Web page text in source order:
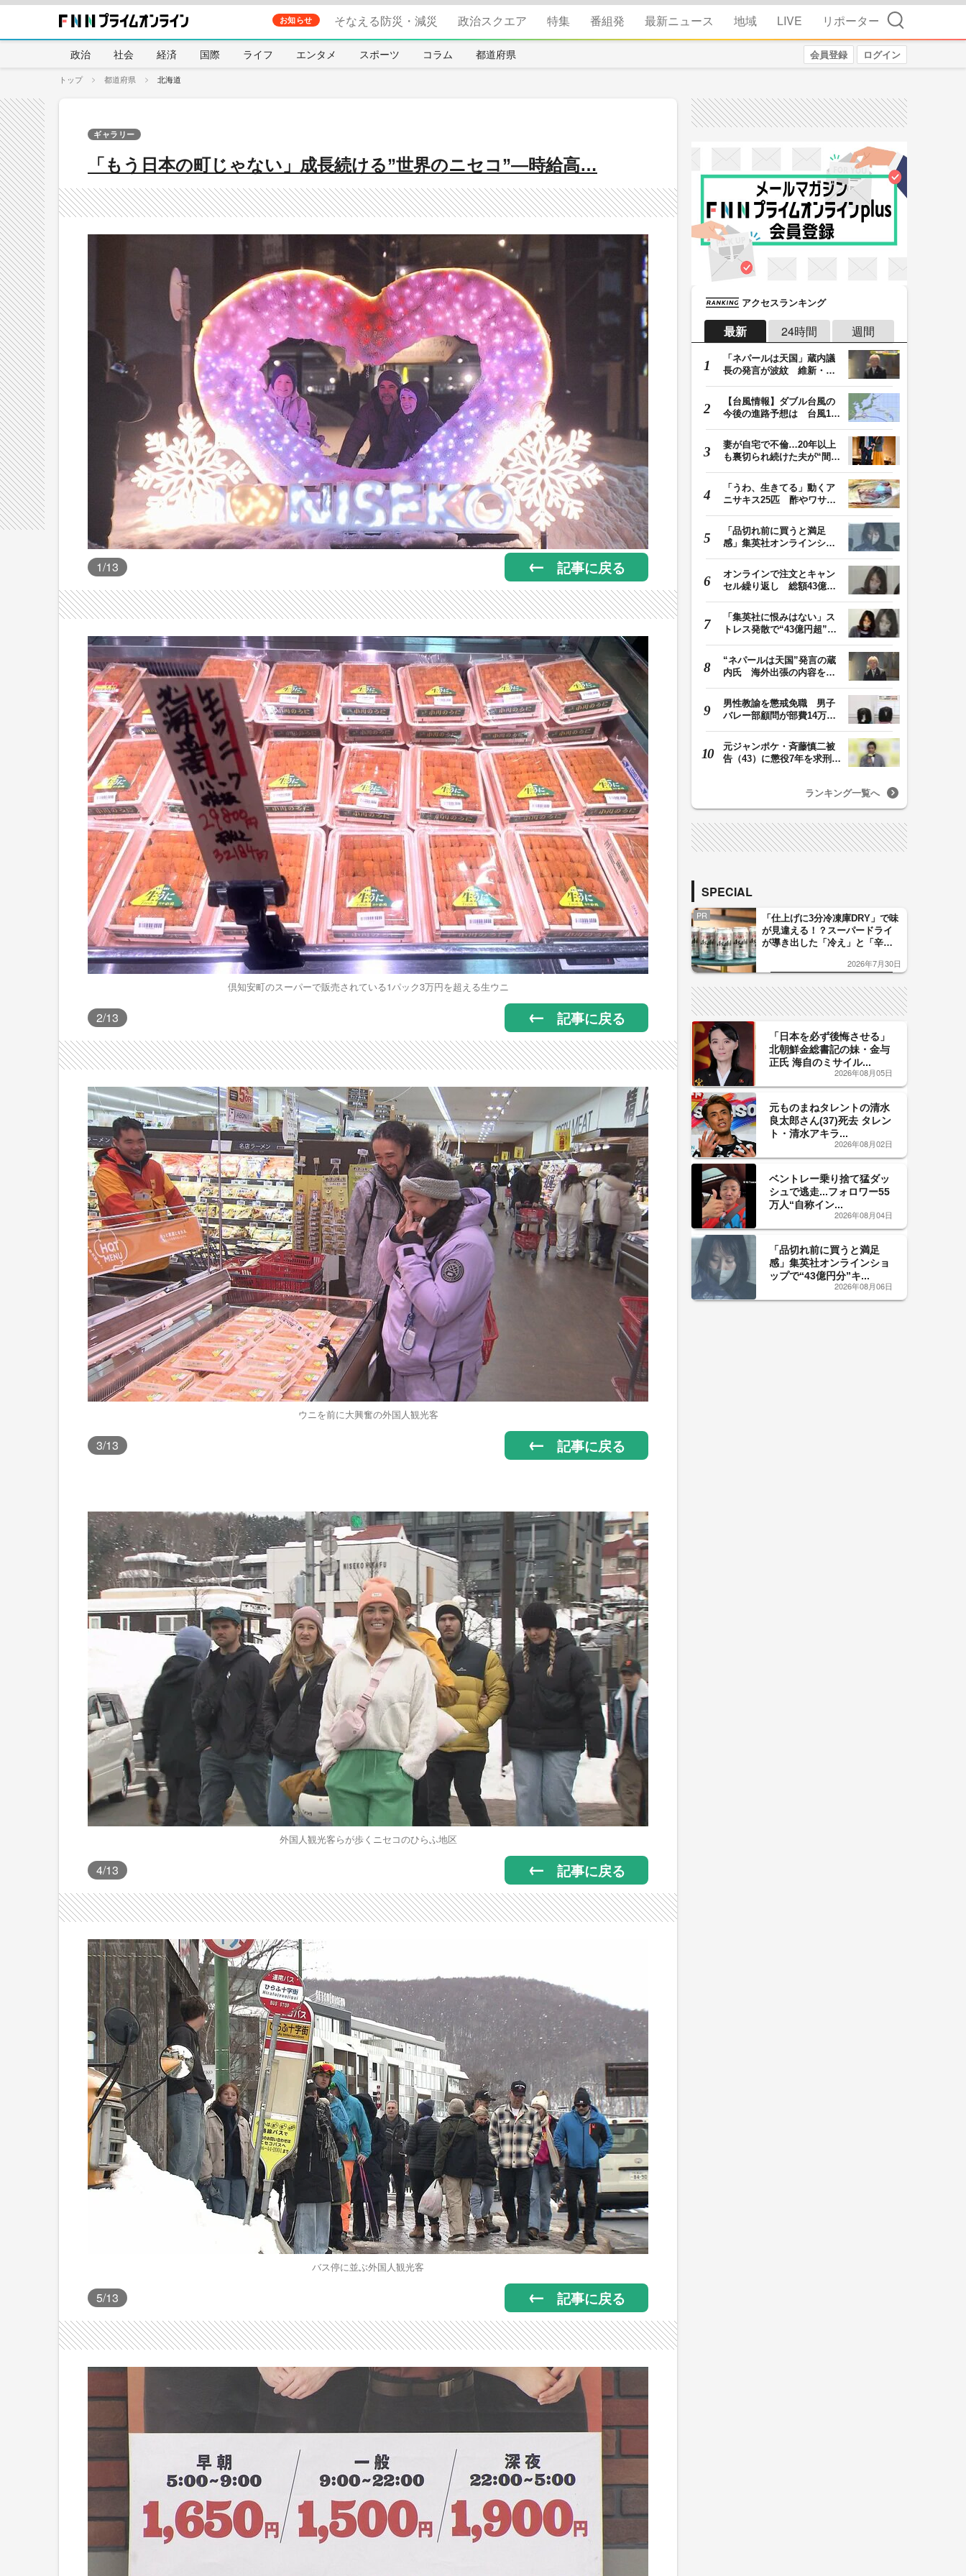
お知らせ そなえる防災・減災 政治スクエア 特集 番組発 最新ニュース 地域 LIVE リポーター 検索
政治 社会 経済 国際 ライフ エンタメ スポーツ コラム 都道府県 会員登録 ログイン
トップ 都道府県 北海道
「もう日本の町じゃない」成長続ける”世界のニセコ”―時給高…
ギャラリー
1/13 記事に戻る
倶知安町のスーパーで販売されている1パック3万円を超える生ウニ
2/13 記事に戻る
ウニを前に大興奮の外国人観光客
3/13 記事に戻る
外国人観光客らが歩くニセコのひらふ地区
4/13 記事に戻る
バス停に並ぶ外国人観光客
5/13 記事に戻る
アクセスランキング
最新 24時間 週間
「ネパールは天国」蔵内議
長の発言が波紋 維新・吉
【台風情報】ダブル台風の
今後の進路予想は 台風13
妻が自宅で不倫…20年以上
も裏切られ続けた夫が“間
「うわ、生きてる」動くア
ニサキス25匹 酢やワサビ
「品切れ前に買うと満足
感」集英社オンラインショ
オンラインで注文とキャン
セル繰り返し 総額43億円
「集英社に恨みはない」ス
トレス発散で“43億円超”の
“ネパールは天国”発言の蔵
内氏 海外出張の内容を説
男性教諭を懲戒免職 男子
バレー部顧問が部費14万円
元ジャンポケ・斉藤慎二被
告（43）に懲役7年を求刑
ランキング一覧へ
SPECIAL
PR
「仕上げに3分冷凍庫DRY」で味
が見違える！？スーパードライ
が導き出した「冷え」と「辛
した「辛口カーブ」が飲み頃の
2026年7月30日
「日本を必ず後悔させる」
北朝鮮金総書記の妹・金与
正氏 海自のミサイル...
2026年08月05日
元ものまねタレントの清水
良太郎さん(37)死去 タレン
ト・清水アキラ...
2026年08月02日
ベントレー乗り捨て猛ダッ
シュで逃走...フォロワー55
万人“自称イン...
2026年08月04日
「品切れ前に買うと満足
感」集英社オンラインショ
ップで“43億円分”キ...
2026年08月06日